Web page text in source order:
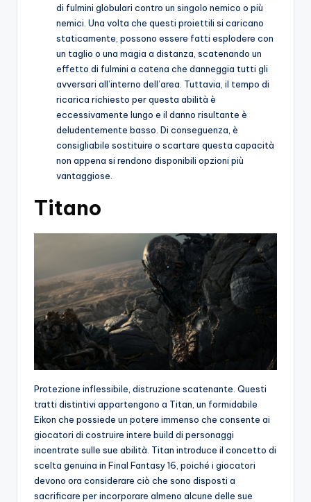
di fulmini globulari contro un singolo nemico o più
nemici. Una volta che questi proiettili si caricano
staticamente, possono essere fatti esplodere con
un taglio o una magia a distanza, scatenando un
effetto di fulmini a catena che danneggia tutti gli
avversari all’interno dell’area. Tuttavia, il tempo di
ricarica richiesto per questa abilità è
eccessivamente lungo e il danno risultante è
deludentemente basso. Di conseguenza, è
consigliabile sostituire o scartare questa capacità
non appena si rendono disponibili opzioni più
vantaggiose.
Titano
Protezione inflessibile, distruzione scatenante. Questi
tratti distintivi appartengono a Titan, un formidabile
Eikon che possiede un potere immenso che consente ai
giocatori di costruire intere build di personaggi
incentrate sulle sue abilità. Titan introduce il concetto di
scelta genuina in Final Fantasy 16, poiché i giocatori
devono ora considerare ciò che sono disposti a
sacrificare per incorporare almeno alcune delle sue